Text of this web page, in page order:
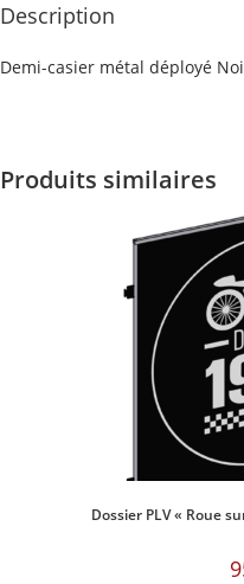
Description
Demi-casier métal déployé
Produits similaires
Dossier PLV « Roue